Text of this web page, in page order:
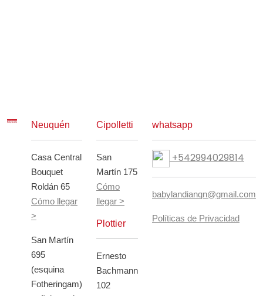
Neuquén
Casa Central
Bouquet
Roldán 65
Cómo llegar
>
San Martín
695
(esquina
Fotheringam)
Cipolletti
San
Martín 175
Cómo
llegar >
Plottier
Ernesto
Bachmann
102
whatsapp
+542994029814
babylandianqn@gmail.com
Políticas de Privacidad